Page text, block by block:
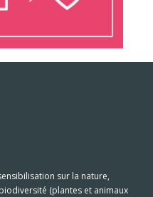
sur la nature,
(plantes et animaux